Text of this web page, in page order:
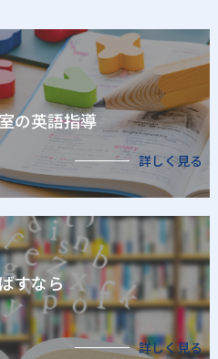
の英語指導
詳しく見る
すなら
詳しく見る